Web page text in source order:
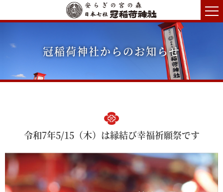
冠稲荷神社からのお知らせ
令和7年5/15（木）は縁結び幸福祈願祭です